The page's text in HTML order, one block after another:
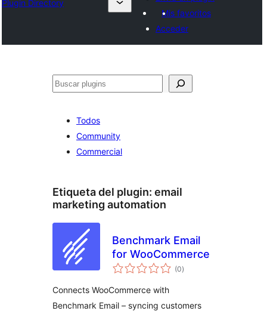
Plugin Directory
Mis favoritos
Acceder
Buscar
Todos
Community
Commercial
Etiqueta del plugin: email
marketing automation
Benchmark Email
for WooCommerce
(0total
de
)
Connects WooCommerce with
Benchmark Email – syncing customers